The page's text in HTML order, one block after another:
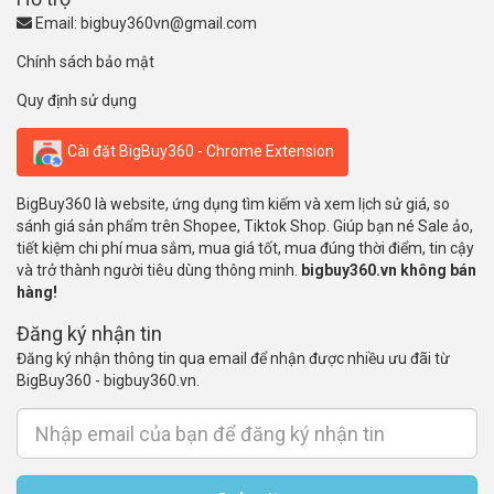
Email: bigbuy360vn@gmail.com
Chính sách bảo mật
Quy định sử dụng
Cài đặt BigBuy360 - Chrome Extension
BigBuy360 là website, ứng dụng tìm kiếm và xem lịch sử giá, so
sánh giá sản phẩm trên Shopee, Tiktok Shop. Giúp bạn né Sale ảo,
tiết kiệm chi phí mua sắm, mua giá tốt, mua đúng thời điểm, tin cậy
và trở thành người tiêu dùng thông minh.
bigbuy360.vn không bán
hàng!
Đăng ký nhận tin
Đăng ký nhận thông tin qua email để nhận được nhiều ưu đãi từ
BigBuy360 - bigbuy360.vn.